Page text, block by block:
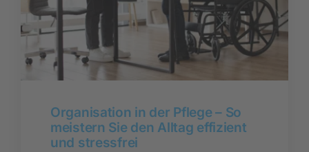
Organisation in der Pflege – So
meistern Sie den Alltag effizient
und stressfrei